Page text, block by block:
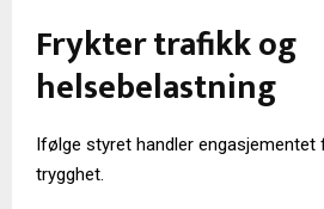
Frykter trafikk og
helsebelastning
Ifølge styret handler
trygghet.